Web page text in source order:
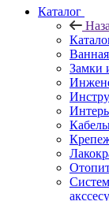
Каталог
Замки